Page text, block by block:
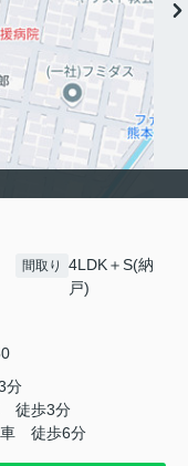
間取り
4LDK＋S(納
戸)
分
徒歩3分
車 徒歩6分